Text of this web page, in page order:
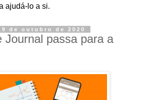
ajudá-lo a si.
de outubro de 2020
Journal passa para a